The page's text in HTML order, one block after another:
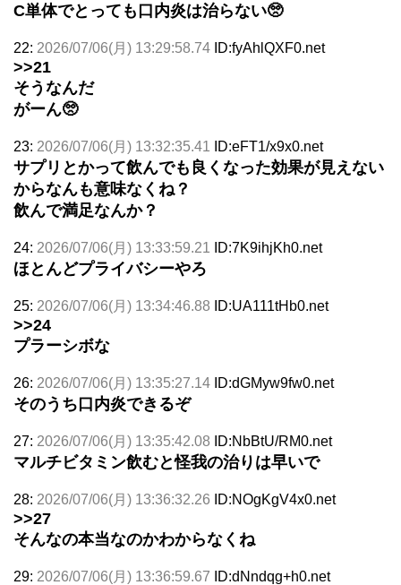
C単体でとっても口内炎は治らない🥺
22: 2026/07/06(月) 13:29:58.74 ID:fyAhlQXF0.net
>>21
そうなんだ
がーん🥺
23: 2026/07/06(月) 13:32:35.41 ID:eFT1/x9x0.net
サプリとかって飲んでも良くなった効果が見えない
からなんも意味なくね？
飲んで満足なんか？
24: 2026/07/06(月) 13:33:59.21 ID:7K9ihjKh0.net
ほとんどプライバシーやろ
25: 2026/07/06(月) 13:34:46.88 ID:UA111tHb0.net
>>24
プラーシボな
26: 2026/07/06(月) 13:35:27.14 ID:dGMyw9fw0.net
そのうち口内炎できるぞ
27: 2026/07/06(月) 13:35:42.08 ID:NbBtU/RM0.net
マルチビタミン飲むと怪我の治りは早いで
28: 2026/07/06(月) 13:36:32.26 ID:NOgKgV4x0.net
>>27
そんなの本当なのかわからなくね
29: 2026/07/06(月) 13:36:59.67 ID:dNndqg+h0.net